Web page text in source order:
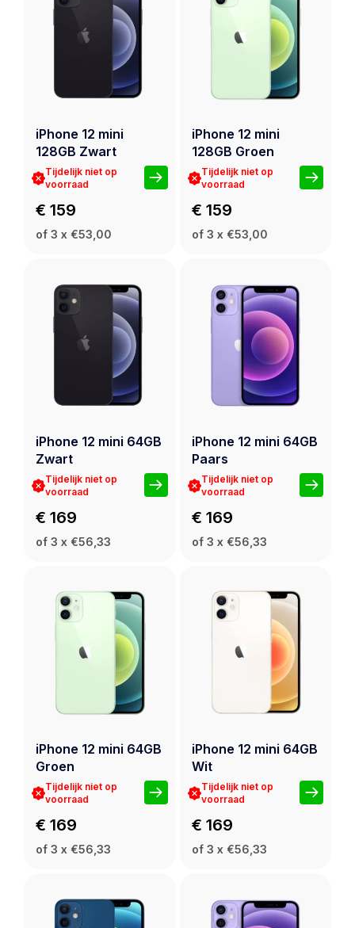
iPhone 12 mini
128GB Zwart
Tijdelijk niet op
voorraad
€ 159
of 3 x €53,00
iPhone 12 mini
128GB Groen
Tijdelijk niet op
voorraad
€ 159
of 3 x €53,00
iPhone 12 mini 64GB
Zwart
Tijdelijk niet op
voorraad
€ 169
of 3 x €56,33
iPhone 12 mini 64GB
Paars
Tijdelijk niet op
voorraad
€ 169
of 3 x €56,33
iPhone 12 mini 64GB
Groen
Tijdelijk niet op
voorraad
€ 169
of 3 x €56,33
iPhone 12 mini 64GB
Wit
Tijdelijk niet op
voorraad
€ 169
of 3 x €56,33